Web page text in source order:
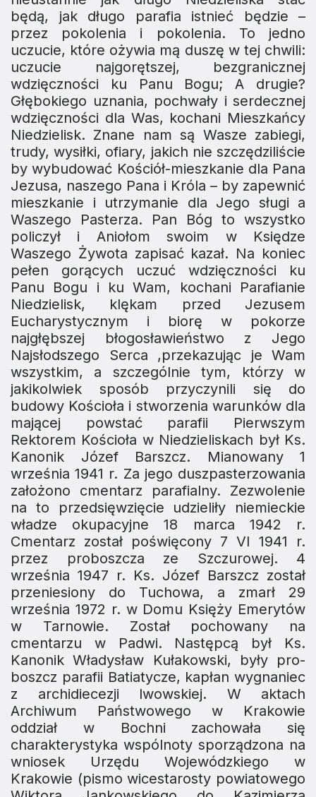
będą, jak długo parafia istnieć bę­dzie –
przez pokolenia i pokolenia. To jedno
uczucie, które ożywia mą duszę w tej chwili:
uczu­cie najgorętszej, bezgranicznej
wdzięczności ku Panu Bogu; A drugie?
Głębokiego uznania, pochwały i serdecznej
wdzięczności dla Was, kochani Mieszkańcy
Niedzielisk. Znane nam są Wasze za­biegi,
trudy, wysiłki, ofiary, jakich nie szczędziliście
by wybudować Kościół-mieszkanie dla Pana
Jezusa, naszego Pana i Króla – by zapewnić
mieszkanie i utrzymanie dla Jego sługi a
Waszego Pasterza. Pan Bóg to wszystko
policzył i Aniołom swoim w Księdze
Waszego Żywota zapisać kazał. Na koniec
pełen gorących uczuć wdzięczności ku
Panu Bogu i ku Wam, kochani Parafianie
Niedzielisk, klękam przed Jezu­sem
Eucharystycznym i biorę w pokorze
najgłębszej błogosła­wieństwo z Jego
Najsłodszego Serca ,przekazując je Wam
wszyst­kim, a szczególnie tym, którzy w
jakikolwiek sposób przyczynili się do
budowy Kościoła i stworzenia warunków dla
mającej powstać parafii Pierwszym
Rektorem Kościoła w Niedzieliskach był Ks.
Kano­nik Józef Barszcz. Mianowany 1
września 1941 r. Za jego duszpasterzowania
założono cmen­tarz parafialny. Zezwolenie
na to przedsięwzięcie udzieliły niemieckie
władze okupacyjne 18 marca 1942 r.
Cmentarz został poświęcony 7 VI 1941 r.
przez proboszcza ze Szczurowej. 4
września 1947 r. Ks. Józef Barszcz został
przeniesiony do Tuchowa, a zmarł 29
września 1972 r. w Domu Księży Emerytów
w Tarnowie. Został pochowany na
cmentarzu w Padwi. Następcą był Ks.
Kanonik Władysław Kułakowski, były pro­
boszcz parafii Batiatycze, kapłan wygnaniec
z archidiecezji lwowskiej. W aktach
Archiwum Państwowego w Krakowie
oddział w Bochni zachowała się
charakterystyka wspólnoty sporządzona na
wniosek Urzędu Wojewódzkiego w
Krakowie (pismo wicestarosty powiatowego